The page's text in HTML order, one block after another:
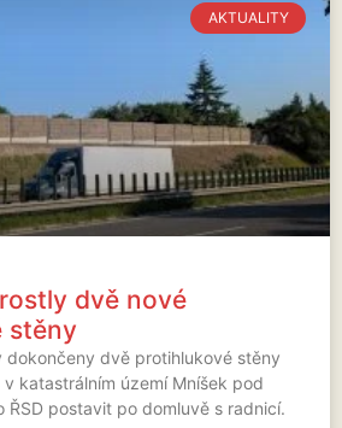
AKTUALITY
dvě nové
stěny
dokončeny dvě protihlukové stěny
v katastrálním území Mníšek pod
ŘSD postavit po domluvě s radnicí.